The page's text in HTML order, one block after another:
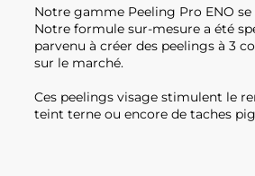
Notre gamme Peeling Pro ENO
Notre formule sur-mesure a été
parvenu à créer des peelings à 3
sur le marché.
Ces peelings visage stimulent le
teint terne ou encore de taches